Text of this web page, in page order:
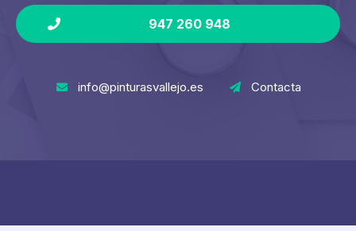
947 260 948
info@pinturasvallejo.es Contacta